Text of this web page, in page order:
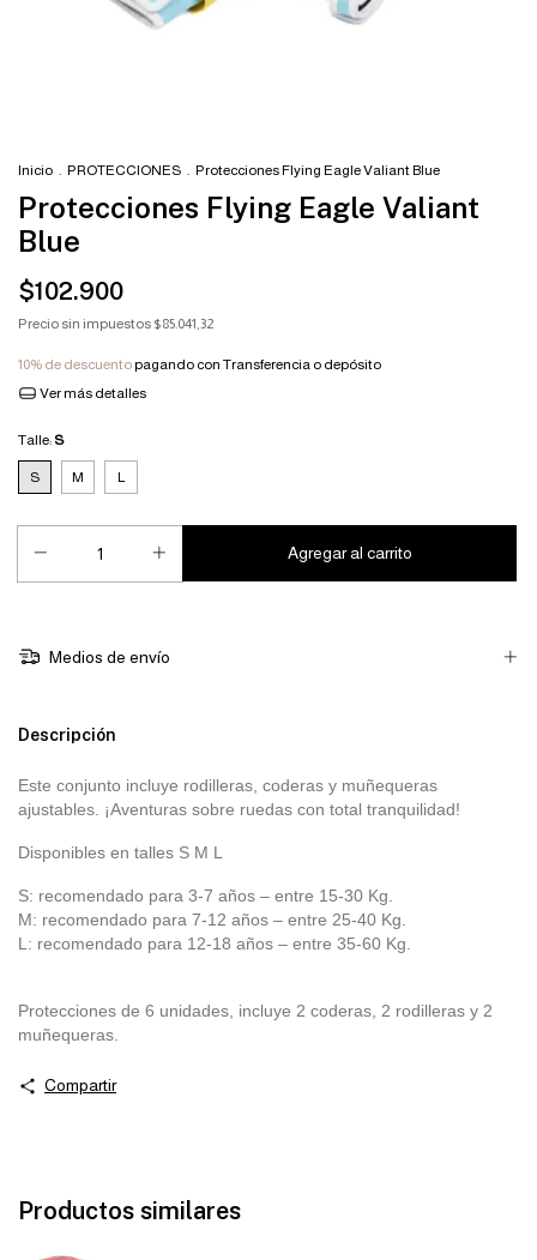
Inicio . PROTECCIONES . Protecciones Flying Eagle Valiant Blue
Protecciones Flying Eagle Valiant
Blue
$102.900
Precio sin impuestos $85.041,32
10% de descuentopagando con Transferencia o depósito
Ver más detalles
Talle: S
S M L
Medios de envío
Descripción
Este conjunto incluye rodilleras, coderas y muñequeras
ajustables. ¡Aventuras sobre ruedas con total tranquilidad!
Disponibles en talles S M L
S: recomendado para 3-7 años – entre 15-30 Kg.
M: recomendado para 7-12 años – entre 25-40 Kg.
L: recomendado para 12-18 años – entre 35-60 Kg.
Protecciones de 6 unidades, incluye 2 coderas, 2 rodilleras y 2
muñequeras.
Compartir
Productos similares